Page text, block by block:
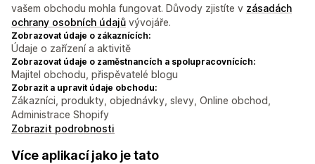
vašem obchodu mohla fungovat. Důvody zjistíte v zásadách
ochrany osobních údajů vývojáře.
Zobrazovat údaje o zákaznících:
Údaje o zařízení a aktivitě
Zobrazovat údaje o zaměstnancích a spolupracovnících:
Majitel obchodu, přispěvatelé blogu
Zobrazit a upravit údaje obchodu:
Zákazníci, produkty, objednávky, slevy, Online obchod,
Administrace Shopify
Zobrazit podrobnosti
Více aplikací jako je tato